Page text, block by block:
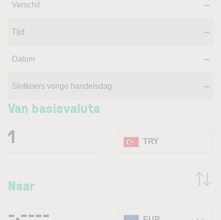
Verschil --
Tijd --
Datum --
Slotkoers vorige handelsdag --
Van basisvaluta
Naar
TRY